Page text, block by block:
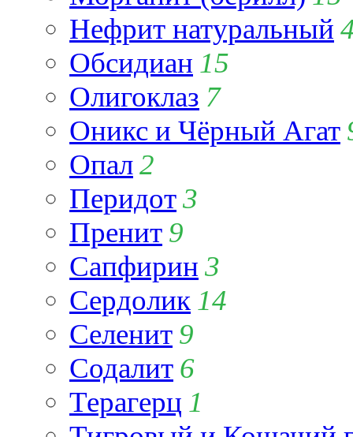
Нефрит натуральный
Обсидиан 15
Олигоклаз 7
Оникс и Чёрный Агат
Опал2
Перидот3
Пренит 9
Сапфирин 3
Сердолик 14
Селенит 9
Содалит 6
Терагерц 1